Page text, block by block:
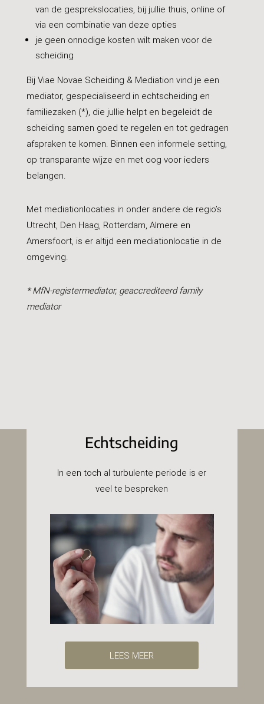
van de gesprekslocaties, bij jullie thuis, online of
via een combinatie van deze opties
je geen onnodige kosten wilt maken voor de
scheiding
Bij Viae Novae Scheiding & Mediation vind je een
mediator, gespecialiseerd in echtscheiding en
familiezaken (*), die jullie helpt en begeleidt de
scheiding samen goed te regelen en tot gedragen
afspraken te komen. Binnen een informele setting,
op transparante wijze en met oog voor ieders
belangen.
Met mediationlocaties in onder andere de regio’s
Utrecht, Den Haag, Rotterdam, Almere en
Amersfoort, is er altijd een mediationlocatie in de
omgeving.
* MfN-registermediator, geaccrediteerd family
mediator
Echtscheiding
In een toch al turbulente periode is er
veel te bespreken
LEES MEER